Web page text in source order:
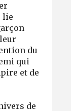
lie
du
qui
et de
de